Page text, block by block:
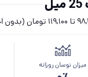
میزان نوسان روزانه